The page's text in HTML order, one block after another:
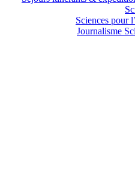
Sciences pour
Journalisme